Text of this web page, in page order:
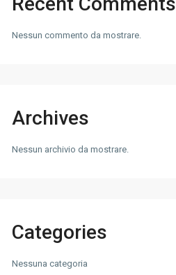
Nessun commento da mostrare.
Archives
Nessun archivio da mostrare.
Categories
Nessuna categoria